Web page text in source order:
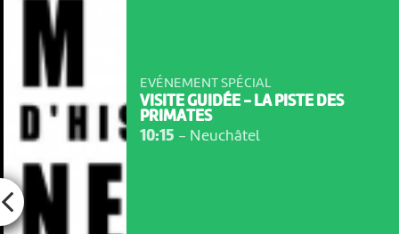
EVÉNEMENT SPÉCIAL
VISITE GUIDÉE - LA PISTE DES
PRIMATES
10:15 - Neuchâtel